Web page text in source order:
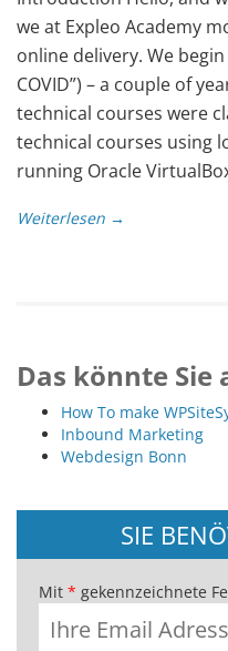
we at Expleo Academy
online delivery. We
COVID”) – a couple of
technical courses were
technical courses using
running Oracle
Weiterlesen →
Das könnte
How To make
Inbound Marketing
Webdesign Bonn
SIE
Mit * gekennzeichnete